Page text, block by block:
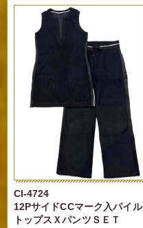
CI-4724
12PサイドCCマーク入パイル
トップスＸパンツＳＥＴ